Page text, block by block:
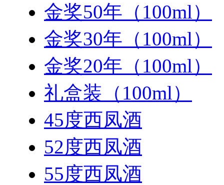
金奖50年（100ml）
金奖30年（100ml）
金奖20年（100ml）
礼盒装（100ml）
45度西凤酒
52度西凤酒
55度西凤酒